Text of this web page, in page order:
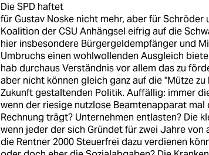
epaper login
Die SPD haftet
für Gustav Noske nicht mehr, aber für Schröder
Koalition der CSU Anhängsel eifrig auf die
hier insbesondere Bürgergeldempfänger und
Umbruchs einen wohlwollenden Ausgleich
hab durchaus Verständnis vor allem das zu
aber nicht können gleich ganz auf die "Mütze
Zukunft gestaltenden Politik. Auffällig: immer
wenn der riesige nutzlose Beamtenapparat
Rechnung trägt? Unternehmen entlasten? Die
wenn jeder der sich Gründet für zwei Jahre
die Rentner 2000 Steuerfrei dazu verdienen